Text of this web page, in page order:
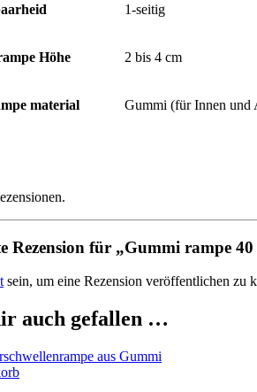
1-seitig
Höhe 2 bis 4 cm
material Gummi (für Innen und
Rezension für „Gummi rampe
sein, um eine Rezension veröffentlichen zu
auch gefallen …